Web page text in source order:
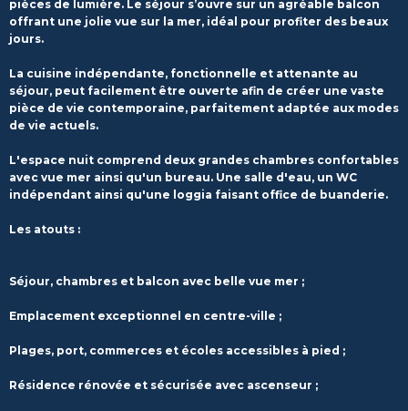
pièces de lumière. Le séjour s’ouvre sur un agréable balcon
offrant une jolie vue sur la mer, idéal pour profiter des beaux
jours.
La cuisine indépendante, fonctionnelle et attenante au
séjour, peut facilement être ouverte afin de créer une vaste
pièce de vie contemporaine, parfaitement adaptée aux modes
de vie actuels.
L'espace nuit comprend deux grandes chambres confortables
avec vue mer ainsi qu'un bureau. Une salle d'eau, un WC
indépendant ainsi qu'une loggia faisant office de buanderie.
Les atouts :
Séjour, chambres et balcon avec belle vue mer ;
Emplacement exceptionnel en centre-ville ;
Plages, port, commerces et écoles accessibles à pied ;
Résidence rénovée et sécurisée avec ascenseur ;